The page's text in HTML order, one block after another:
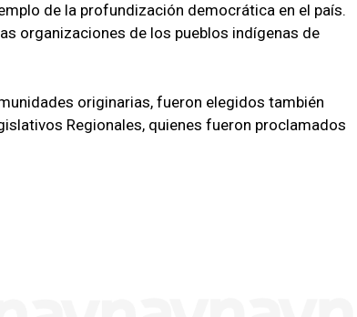
de la profundización democrática en el país.
organizaciones de los pueblos indígenas de
originarias, fueron elegidos también
Regionales, quienes fueron proclamados